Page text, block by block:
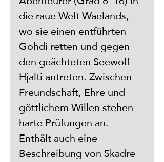
die raue Welt Waelands,
wo sie einen entführten
Gohdi retten und gegen
den geächteten Seewolf
Hjalti antreten. Zwischen
Freundschaft, Ehre und
göttlichem Willen stehen
harte Prüfungen an.
Enthält auch eine
Beschreibung von Skadre